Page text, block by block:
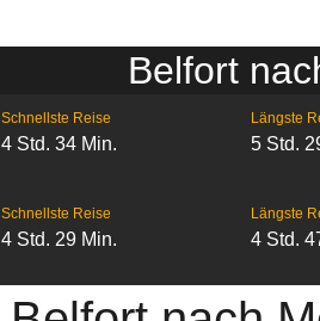
Belfort
Schnellste Reise
4 Std. 34 Min.
Längste
5 Std.
Schnellste Reise
4 Std. 29 Min.
Längste
4 Std.